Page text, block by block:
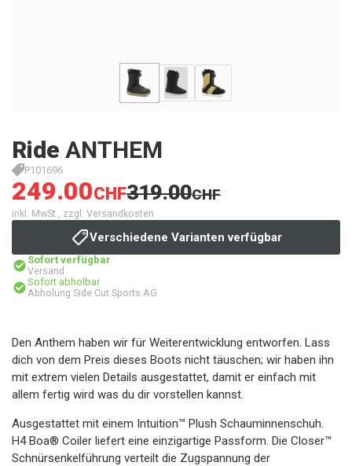
Ride ANTHEM
P101696
249.00CHF319.00CHF
inkl. MwSt., zzgl. Versandkosten
Verschiedene Varianten verfügbar
Sofort verfügbar
Versand
Sofort abholbar
Abholung Side Cut Sports AG
Den Anthem haben wir für Weiterentwicklung entworfen. Lass
dich von dem Preis dieses Boots nicht täuschen; wir haben ihn
mit extrem vielen Details ausgestattet, damit er einfach mit
allem fertig wird was du dir vorstellen kannst.
Ausgestattet mit einem Intuition™ Plush Schauminnenschuh.
H4 Boa® Coiler liefert eine einzigartige Passform. Die Closer™
Schnürsenkelführung verteilt die Zugspannung der